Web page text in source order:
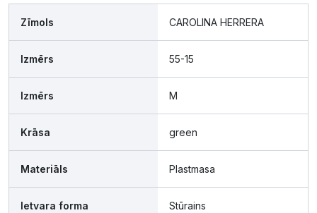
Zīmols CAROLINA HERRERA
Izmērs 55-15
Izmērs M
Krāsa green
Materiāls Plastmasa
Ietvara forma Stūrains